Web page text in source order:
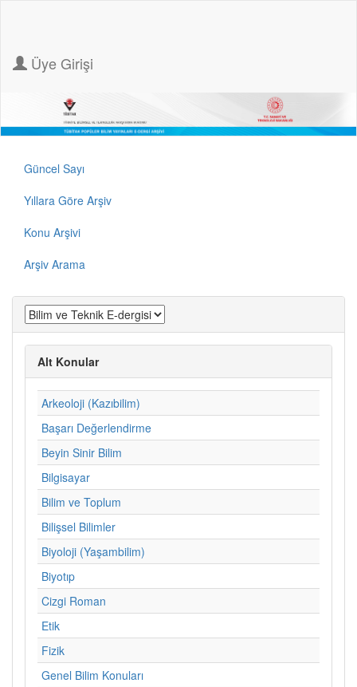
Üye Girişi
Güncel Sayı
Yıllara Göre Arşiv
Konu Arşivi
Arşiv Arama
Alt Konular
Arkeoloji (Kazıbilim)
Başarı Değerlendirme
Beyin Sinir Bilim
Bilgisayar
Bilim ve Toplum
Bilişsel Bilimler
Biyoloji (Yaşambilim)
Biyotıp
Cizgi Roman
Etik
Fizik
Genel Bilim Konuları